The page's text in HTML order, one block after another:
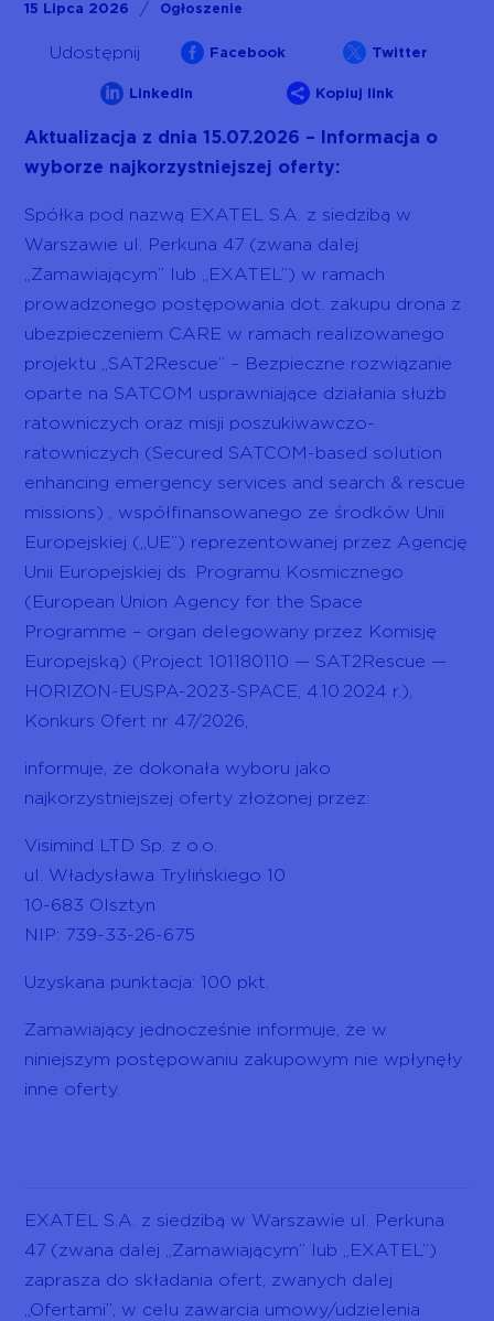
15 Lipca 2026 / Ogłoszenie
Udostępnij  Facebook  Twitter
 LinkedIn  Kopiuj link
Aktualizacja z dnia 15.07.2026 – Informacja o
wyborze najkorzystniejszej oferty:
Spółka pod nazwą EXATEL S.A. z siedzibą w
Warszawie ul. Perkuna 47 (zwana dalej
„Zamawiającym” lub „EXATEL”) w ramach
prowadzonego postępowania dot. zakupu drona z
ubezpieczeniem CARE w ramach realizowanego
projektu „SAT2Rescue” – Bezpieczne rozwiązanie
oparte na SATCOM usprawniające działania służb
ratowniczych oraz misji poszukiwawczo-
ratowniczych (Secured SATCOM-based solution
enhancing emergency services and search & rescue
missions) , współfinansowanego ze środków Unii
Europejskiej („UE”) reprezentowanej przez Agencję
Unii Europejskiej ds. Programu Kosmicznego
(European Union Agency for the Space
Programme – organ delegowany przez Komisję
Europejską) (Project 101180110 — SAT2Rescue —
HORIZON-EUSPA-2023-SPACE, 4.10.2024 r.),
Konkurs Ofert nr 47/2026,
informuje, że dokonała wyboru jako
najkorzystniejszej oferty złożonej przez:
Visimind LTD Sp. z o.o.
ul. Władysława Trylińskiego 10
10-683 Olsztyn
NIP: 739-33-26-675
Uzyskana punktacja: 100 pkt.
Zamawiający jednocześnie informuje, że w
niniejszym postępowaniu zakupowym nie wpłynęły
inne oferty.
EXATEL S.A. z siedzibą w Warszawie ul. Perkuna
47 (zwana dalej „Zamawiającym” lub „EXATEL”)
zaprasza do składania ofert, zwanych dalej
„Ofertami”, w celu zawarcia umowy/udzielenia